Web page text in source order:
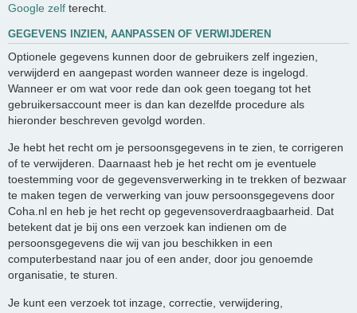
Google zelf terecht.
GEGEVENS INZIEN, AANPASSEN OF VERWIJDEREN
Optionele gegevens kunnen door de gebruikers zelf ingezien,
verwijderd en aangepast worden wanneer deze is ingelogd.
Wanneer er om wat voor rede dan ook geen toegang tot het
gebruikersaccount meer is dan kan dezelfde procedure als
hieronder beschreven gevolgd worden.
Je hebt het recht om je persoonsgegevens in te zien, te corrigeren
of te verwijderen. Daarnaast heb je het recht om je eventuele
toestemming voor de gegevensverwerking in te trekken of bezwaar
te maken tegen de verwerking van jouw persoonsgegevens door
Coha.nl en heb je het recht op gegevensoverdraagbaarheid. Dat
betekent dat je bij ons een verzoek kan indienen om de
persoonsgegevens die wij van jou beschikken in een
computerbestand naar jou of een ander, door jou genoemde
organisatie, te sturen.
Je kunt een verzoek tot inzage, correctie, verwijdering,